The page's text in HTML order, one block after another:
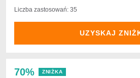
Liczba zastosowań: 35
UZYSKAJ
70% ZNIŻKA